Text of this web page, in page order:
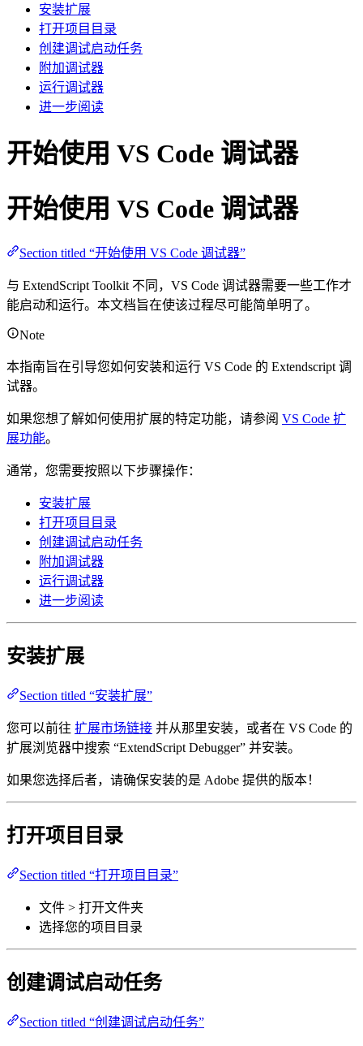
安装扩展
打开项目目录
创建调试启动任务
附加调试器
运行调试器
进一步阅读
开始使用 VS Code 调试器
开始使用 VS Code 调试器
Section titled “开始使用 VS Code 调试器”
与 ExtendScript Toolkit 不同，VS Code 调试器需要一些工作才
能启动和运行。本文档旨在使该过程尽可能简单明了。
Note
本指南旨在引导您如何安装和运行 VS Code 的 Extendscript 调
试器。
如果您想了解如何使用扩展的特定功能，请参阅 VS Code 扩
展功能。
通常，您需要按照以下步骤操作：
安装扩展
打开项目目录
创建调试启动任务
附加调试器
运行调试器
进一步阅读
安装扩展
Section titled “安装扩展”
您可以前往 扩展市场链接 并从那里安装，或者在 VS Code 的
扩展浏览器中搜索 “ExtendScript Debugger” 并安装。
如果您选择后者，请确保安装的是 Adobe 提供的版本！
打开项目目录
Section titled “打开项目目录”
文件 > 打开文件夹
选择您的项目目录
创建调试启动任务
Section titled “创建调试启动任务”